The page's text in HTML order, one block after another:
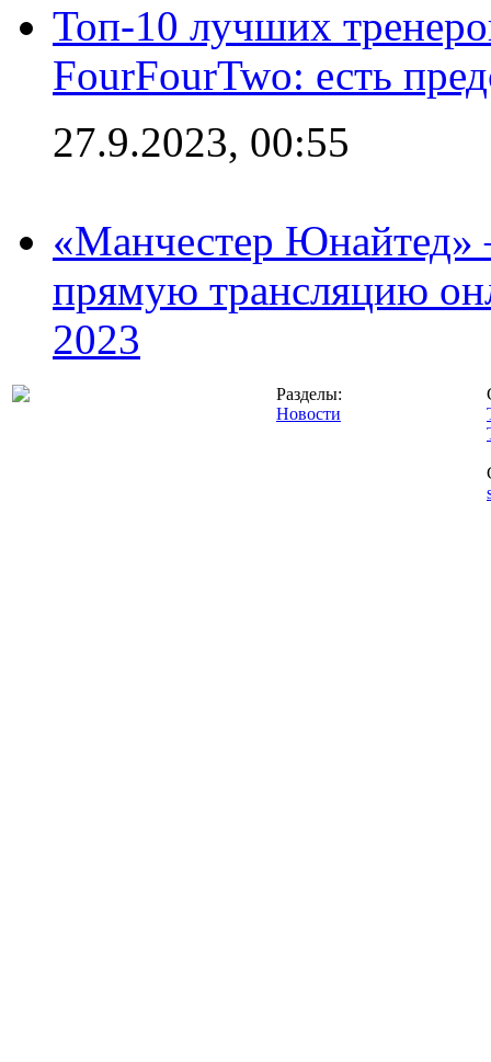
Топ-10 лучших
FourFourTwo: есть
27.9.2023, 00:55
«Манчестер Юнайтед»
прямую трансляцию
2023
Разделы:
Новости